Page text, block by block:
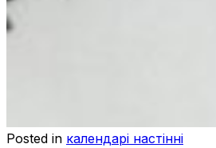
Posted in календарі настінні